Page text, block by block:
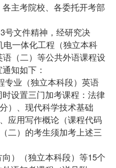
主考院校、各委托开考部
文件精神，经研究决
一体化工程（独立本科
（二）等公共外语课程设
知如下：
业（独立本科段）英语
时设置三门加考课程：法律
）、现代科学技术基础
应用写作概论（课程代码
二）的考生须加考上述三
）（独立本科段）等15个